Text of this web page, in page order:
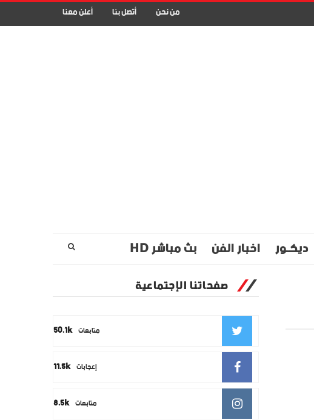
من نحن أتصل بنا أعلن معنا
ديكـور اخبار الفن بث مباشر HD
صفحاتنا الإجتماعية
50.1k متابعات
11.5k إعجابات
8.5k متابعات